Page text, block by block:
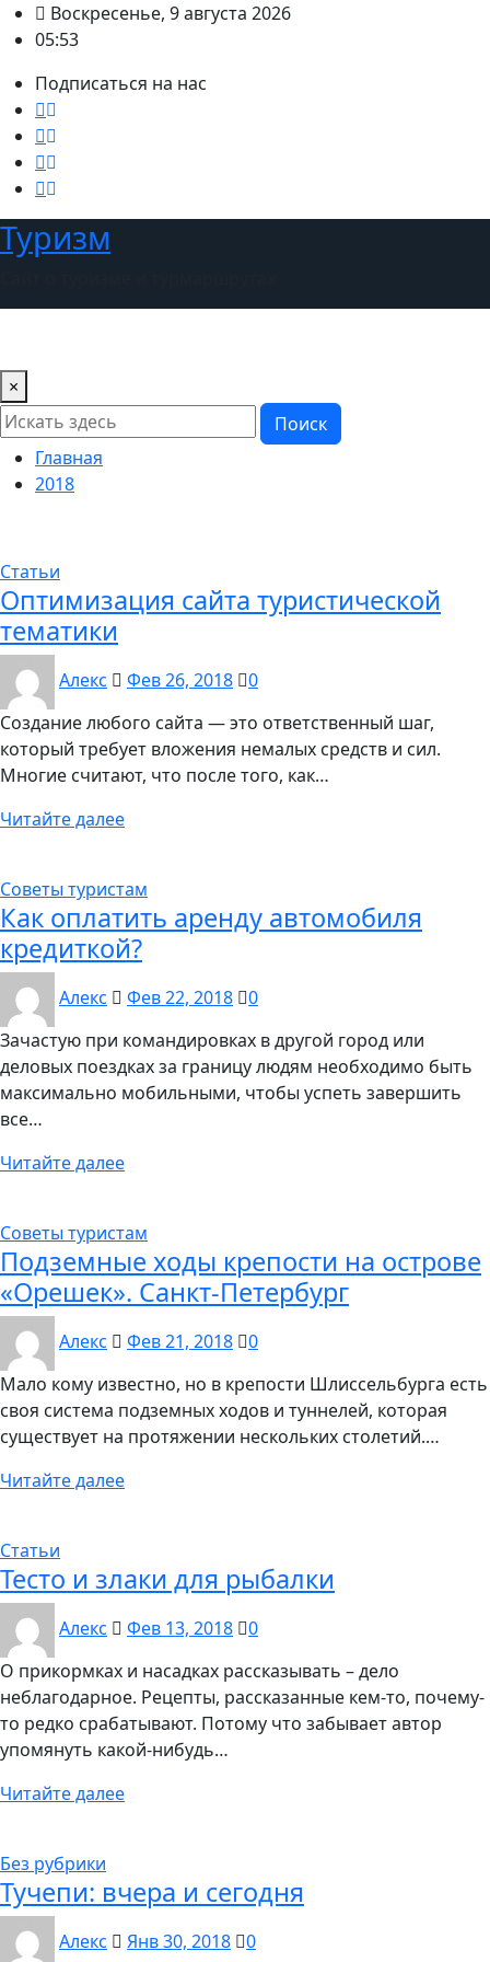
ПерейтиВоскресенье, 9 августа 2026
05:53
Подписаться на нас
Туризм
×
Поиск
Главная
2018
Статьи
Оптимизация сайта туристической
тематики
Алекс Фев 26, 2018
0
Создание любого сайта — это ответственный шаг,
который требует вложения немалых средств и сил.
Многие считают, что после того, как…
Читайте далее
Советы туристам
Как оплатить аренду автомобиля
кредиткой?
Алекс Фев 22, 2018
0
Зачастую при командировках в другой город или
деловых поездках за границу людям необходимо быть
максимально мобильными, чтобы успеть завершить
все…
Читайте далее
Советы туристам
Подземные ходы крепости на острове
«Орешек». Санкт-Петербург
Алекс Фев 21, 2018
0
Мало кому известно, но в крепости Шлиссельбурга есть
своя система подземных ходов и туннелей, которая
существует на протяжении нескольких столетий.…
Читайте далее
Статьи
Тесто и злаки для рыбалки
Алекс Фев 13, 2018
0
О прикормках и насадках рассказывать – дело
неблагодарное. Рецепты, рассказанные кем-то, почему-
то редко срабатывают. Потому что забывает автор
упомянуть какой-нибудь…
Читайте далее
Без рубрики
Тучепи: вчера и сегодня
Алекс Янв 30, 2018 0